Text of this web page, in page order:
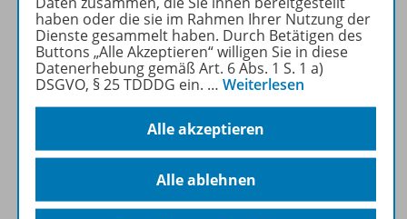
Informationen
haben oder die sie im Rahmen Ihrer Nutzung der
Dienste gesammelt haben. Durch Betätigen des
Buttons „Alle Akzeptieren“ willigen Sie in diese
Datenerhebung gemäß Art. 6 Abs. 1 S. 1 a)
DSGVO, § 25 TDDDG ein. … Weiterlesen
Alle akzeptieren
Alle ablehnen